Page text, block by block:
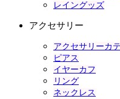
レイングッズ
アクセサリー
アクセサリーカ
ピアス
イヤーカフ
リング
ネックレス